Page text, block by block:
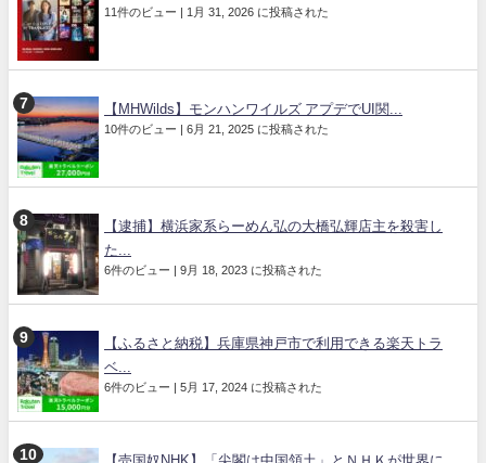
11件のビュー | 1月 31, 2026 に投稿された
【MHWilds】モンハンワイルズ アプデでUI関...
10件のビュー | 6月 21, 2025 に投稿された
【逮捕】横浜家系らーめん弘の大橋弘輝店主を殺害し
た...
6件のビュー | 9月 18, 2023 に投稿された
【ふるさと納税】兵庫県神戸市で利用できる楽天トラ
ベ...
6件のビュー | 5月 17, 2024 に投稿された